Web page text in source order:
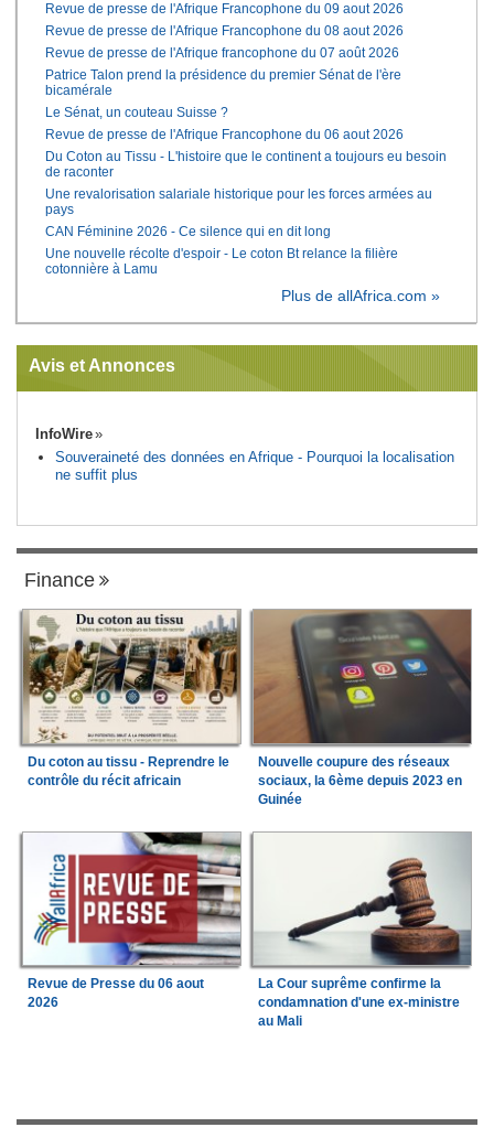
Revue de presse de l'Afrique Francophone du 09 aout 2026
Revue de presse de l'Afrique Francophone du 08 aout 2026
Revue de presse de l'Afrique francophone du 07 août 2026
Patrice Talon prend la présidence du premier Sénat de l'ère
bicamérale
Le Sénat, un couteau Suisse ?
Revue de presse de l'Afrique Francophone du 06 aout 2026
Du Coton au Tissu - L'histoire que le continent a toujours eu besoin
de raconter
Une revalorisation salariale historique pour les forces armées au
pays
CAN Féminine 2026 - Ce silence qui en dit long
Une nouvelle récolte d'espoir - Le coton Bt relance la filière
cotonnière à Lamu
Plus de allAfrica.com »
Avis et Annonces
InfoWire
Souveraineté des données en Afrique - Pourquoi la localisation
ne suffit plus
Finance
Du coton au tissu - Reprendre le
contrôle du récit africain
Nouvelle coupure des réseaux
sociaux, la 6ème depuis 2023 en
Guinée
Revue de Presse du 06 aout
2026
La Cour suprême confirme la
condamnation d'une ex-ministre
au Mali